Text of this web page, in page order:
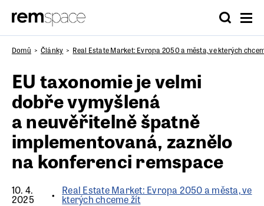
Domů Články Real Estate Market: Evropa 2050 a města, ve kterých
EU taxonomie je velmi
dobře vymyšlená
a neuvěřitelně špatně
implementovaná, zaznělo
na konferenci remspace
10. 4.
2025
Real Estate Market: Evropa 2050 a města, ve
kterých chceme žít